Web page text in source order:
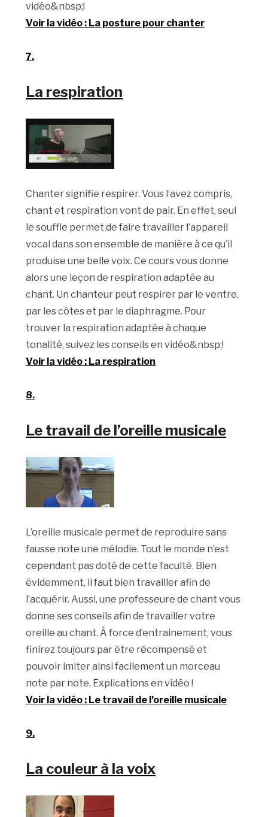
vidéo&nbsp;!
Voir la vidéo : La posture pour chanter
7.
La respiration
Chanter signifie respirer. Vous l’avez compris,
chant et respiration vont de pair. En effet, seul
le souffle permet de faire travailler l’appareil
vocal dans son ensemble de manière à ce qu’il
produise une belle voix. Ce cours vous donne
alors une leçon de respiration adaptée au
chant. Un chanteur peut respirer par le ventre,
par les côtes et par le diaphragme. Pour
trouver la respiration adaptée à chaque
tonalité, suivez les conseils en vidéo&nbsp;!
Voir la vidéo : La respiration
8.
Le travail de l’oreille musicale
L’oreille musicale permet de reproduire sans
fausse note une mélodie. Tout le monde n’est
cependant pas doté de cette faculté. Bien
évidemment, il faut bien travailler afin de
l’acquérir. Aussi, une professeure de chant vous
donne ses conseils afin de travailler votre
oreille au chant. À force d’entrainement, vous
finirez toujours par être récompensé et
pouvoir imiter ainsi facilement un morceau
note par note. Explications en vidéo !
Voir la vidéo : Le travail de l’oreille musicale
9.
La couleur à la voix